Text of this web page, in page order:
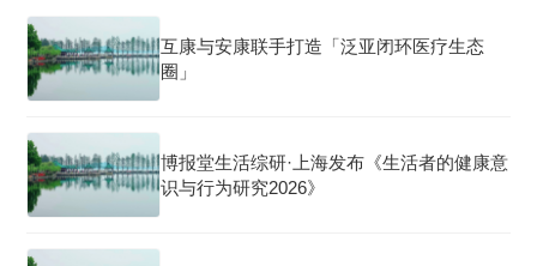
互康与安康联手打造「泛亚闭环医疗生态
圈」
博报堂生活综研·上海发布《生活者的健康意
识与行为研究2026》